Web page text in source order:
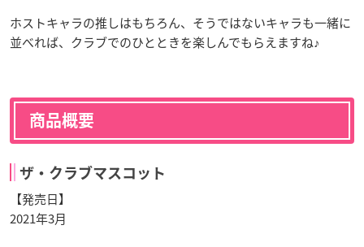
ホストキャラの推しはもちろん、そうではないキャラも一緒に
並べれば、クラブでのひとときを楽しんでもらえますね♪
商品概要
ザ・クラブマスコット
【発売日】
2021年3月